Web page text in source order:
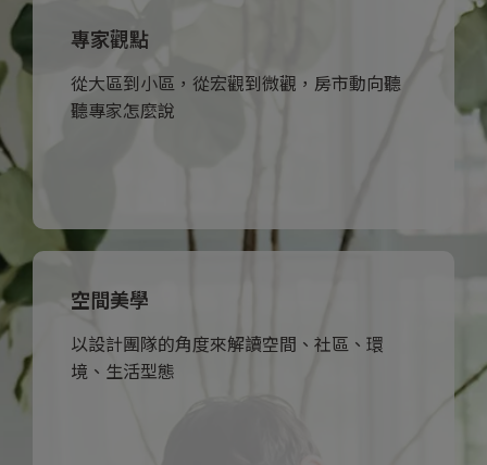
專家觀點
從大區到小區，從宏觀到微觀，房市動向聽
聽專家怎麼說
深入了解
空間美學
以設計團隊的角度來解讀空間、社區、環
境、生活型態
我們與專業夥伴激盪生活火花，為您，共創美好生
活